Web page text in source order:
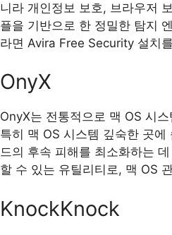
니라 개인정보 보호, 브라우저
플을 기반으로 한 정밀한 탐지
라면 Avira Free Security 설치
OnyX
OnyX는 전통적으로 맥 OS 시
특히 맥 OS 시스템 깊숙한 곳
드의 후속 피해를 최소화하는
할 수 있는 유틸리티로, 맥 OS
KnockKnock